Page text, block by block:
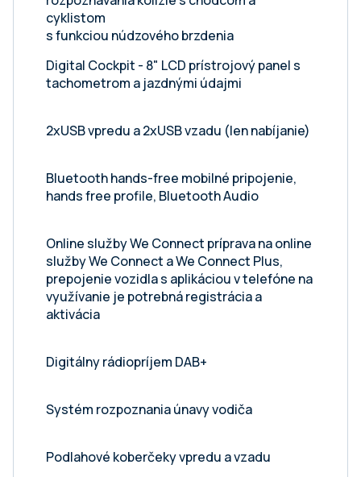
cyklistom
s funkciou núdzového brzdenia
Digital Cockpit - 8" LCD prístrojový panel s
tachometrom a jazdnými údajmi
2xUSB vpredu a 2xUSB vzadu (len nabíjanie)
Bluetooth hands-free mobilné pripojenie,
hands free profile, Bluetooth Audio
Online služby We Connect príprava na online
služby We Connect a We Connect Plus,
prepojenie vozidla s aplikáciou v telefóne na
využívanie je potrebná registrácia a
aktivácia
Digitálny rádiopríjem DAB+
Systém rozpoznania únavy vodiča
Podlahové koberčeky vpredu a vzadu